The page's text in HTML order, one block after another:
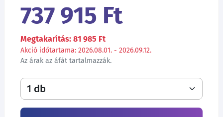
737 915 Ft
Megtakarítás: 81 985 Ft
Akció időtartama: 2026.08.01. - 2026.09.12.
Az árak az áfát tartalmazzák.